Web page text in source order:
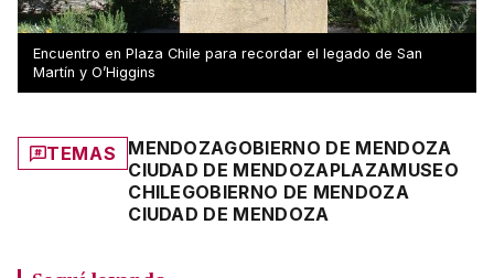
Encuentro en Plaza Chile para recordar el legado de San
Martín y O’Higgins
TEMAS MENDOZAGOBIERNO DE MENDOZA
CIUDAD DE MENDOZAPLAZAMUSEO
CHILEGOBIERNO DE MENDOZA
CIUDAD DE MENDOZA